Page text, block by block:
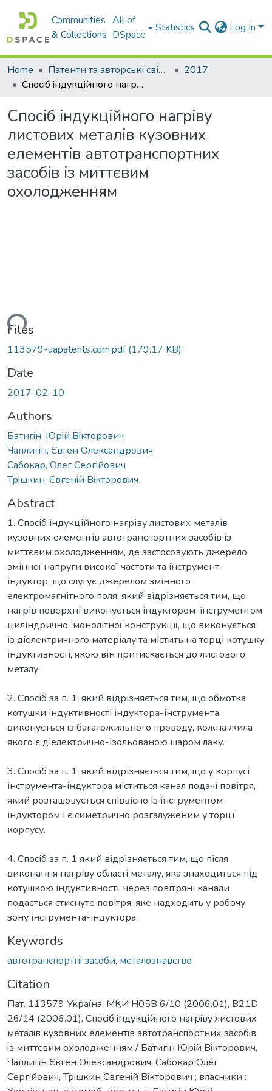
Communities
& Collections
All of
DSpace
Statistics Log In
Home Патенти та авторські свідоцтва
2017
Спосiб iндукцiйного нагрiву листових металiв кузовних елементiв автотранспортних засобiв iз миттєвим охолодженням
Спосiб iндукцiйного нагрiву
листових металiв кузовних
елементiв автотранспортних
засобiв iз миттєвим
охолодженням
Files
113579-uapatents.com.pdf(179.17 KB)
Date
2017-02-10
Authors
Батигiн, Юрiй Вiкторович
Чаплигiн, Євген Олександрович
Сабокар, Олег Сергiйович
Трiшкин, Євгенiй Вiкторович
Abstract
1. Спосіб індукційного нагріву листових металів
кузовних елементів автотранспортних засобів із
миттєвим охолодженням, де застосовують джерело
змінної напруги високої частоти та інструмент-
індуктор, що слугує джерелом змінного
електромагнітного поля, який відрізняється тим, що
нагрів поверхні виконується індуктором-інструментом
циліндричної монолітної конструкції, що виконується
із діелектричного матеріалу та містить на торці котушку
індуктивності, якою він притискається до листового
металу.
2. Спосіб за п. 1, який відрізняється тим, що обмотка
котушки індуктивності індуктора-інструмента
виконується із багатожильного проводу, кожна жила
якого є діелектрично-ізольованою шаром лаку.
3. Спосіб за п. 1, який відрізняється тим, що у корпусі
інструмента-індуктора міститься канал подачі повітря,
який розташовується співвісно із інструментом-
індуктором і є симетрично розгалуженим у торці
корпусу.
4. Спосіб за п. 1 який відрізняється тим, що після
виконання нагріву області металу, яка знаходиться під
котушкою індуктивності, через повітряні канали
подається стиснуте повітря, яке надходить у робочу
зону інструмента-індуктора.
Keywords
автотранспортнi засоби, металознавство
Citation
Пат. 113579 Україна, МКИ H05B 6/10 (2006.01), B21D
26/14 (2006.01). Спосiб iндукцiйного нагрiву листових
металiв кузовних елементiв автотранспортних засобiв
iз миттєвим охолодженням / Батигiн Юрiй Вiкторович,
Чаплигiн Євген Олександрович, Сабокар Олег
Сергiйович, Трiшкин Євгенiй Вiкторович ; власники :